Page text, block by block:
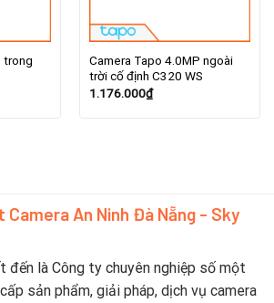
trong
Camera Tapo 4.0MP ngoài
trời cố định C320 WS
1.176.000₫
Camera An Ninh Đà Nẵng - Sky
đến là Công ty chuyên nghiệp số một
sản phẩm, giải pháp, dịch vụ camera